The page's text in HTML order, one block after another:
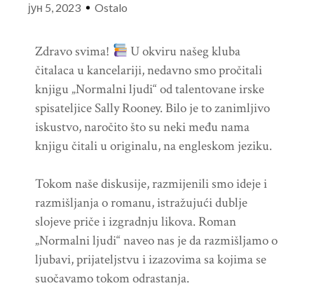
јун 5, 2023 Ostalo
Zdravo svima!
U okviru našeg kluba
čitalaca u kancelariji, nedavno smo pročitali
knjigu „Normalni ljudi“ od talentovane irske
spisateljice Sally Rooney. Bilo je to zanimljivo
iskustvo, naročito što su neki među nama
knjigu čitali u originalu, na engleskom jeziku.
Tokom naše diskusije, razmijenili smo ideje i
razmišljanja o romanu, istražujući dublje
slojeve priče i izgradnju likova. Roman
„Normalni ljudi“ naveo nas je da razmišljamo o
ljubavi, prijateljstvu i izazovima sa kojima se
suočavamo tokom odrastanja.